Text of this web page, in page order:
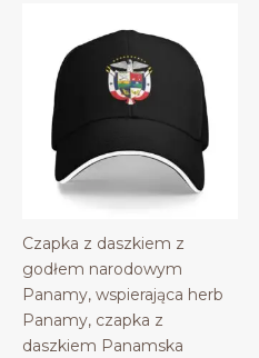
Czapka z daszkiem z
godłem narodowym
Panamy, wspierająca herb
Panamy, czapka z
daszkiem Panamska